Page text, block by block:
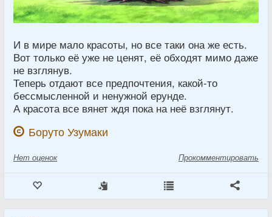
И в мире мало красоты, но все таки она же есть.
Вот только её уже не ценят, её обходят мимо даже
не взглянув.
Теперь отдают все предпочтения, какой-то
бессмысленной и ненужной ерунде.
А красота все вянет ждя пока на неё взглянут.
Боруто Узумаки
Нет оценок Прокомментировать